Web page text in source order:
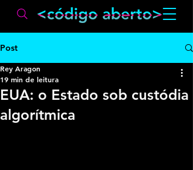
Post
EUA: o Estado sob custódia
algorítmica
Rey Aragon
19 min de leitura